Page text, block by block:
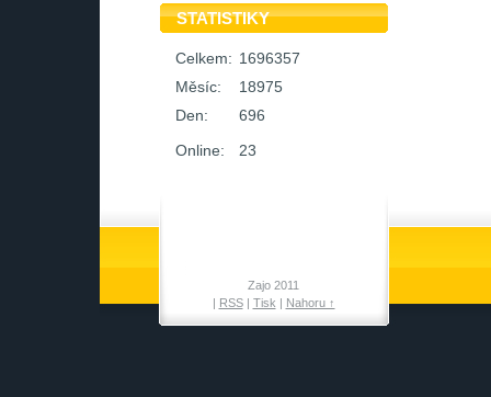
STATISTIKY
Online: 23
Celkem: 1696357
Měsíc:
18975
Den:
696
Zajo 2011
| RSS| Tisk | Nahoru ↑